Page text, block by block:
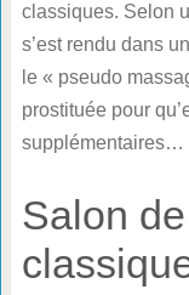
classiques. Selon
s’est rendu dans
le « pseudo
prostituée pour
supplémentaires…
Salon